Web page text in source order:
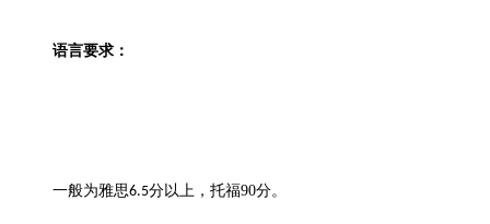
语言要求：
一般为雅思6.5分以上 ，托福90分。